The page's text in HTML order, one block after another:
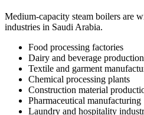
Medium-capacity steam boilers are
industries in Saudi Arabia.
Food processing factories
Dairy and beverage production
Textile and garment
Chemical processing plants
Construction material
Pharmaceutical manufacturing
Laundry and hospitality